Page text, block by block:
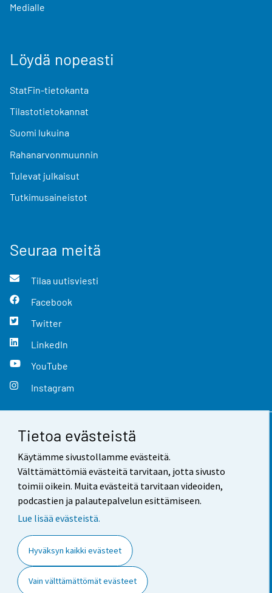
Tietoa evästeistä
Käytämme sivustollamme evästeitä.
Välttämättömiä evästeitä tarvitaan, jotta sivusto
toimii oikein. Muita evästeitä tarvitaan videoiden,
podcastien ja palautepalvelun esittämiseen.
Lue lisää evästeistä.
Hyväksyn kaikki evästeet
Vain välttämättömät evästeet
Medialle
Löydä nopeasti
StatFin-tietokanta
Tilastotietokannat
Suomi lukuina
Rahanarvonmuunnin
Tulevat julkaisut
Tutkimusaineistot
Seuraa meitä
Tilaa uutisviesti
Facebook
Twitter
LinkedIn
YouTube
Instagram
Yhteystiedot
Palaute
Käyttöehdot
Saavutettavuus
Tietoa sivustosta
Evästeasetukset